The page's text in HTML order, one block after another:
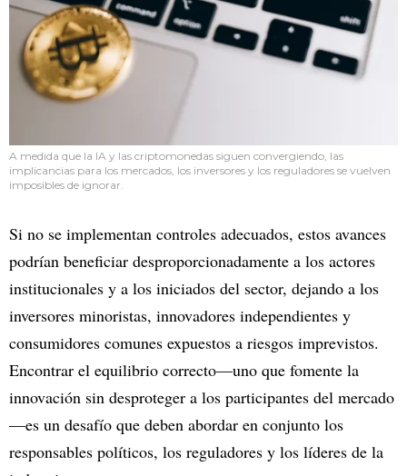
A medida que la IA y las criptomonedas siguen convergiendo, las
implicancias para los mercados, los inversores y los reguladores se vuelven
imposibles de ignorar.
Si no se implementan controles adecuados, estos avances
podrían beneficiar desproporcionadamente a los actores
institucionales y a los iniciados del sector, dejando a los
inversores minoristas, innovadores independientes y
consumidores comunes expuestos a riesgos imprevistos.
Encontrar el equilibrio correcto—uno que fomente la
innovación sin desproteger a los participantes del mercado
—es un desafío que deben abordar en conjunto los
responsables políticos, los reguladores y los líderes de la